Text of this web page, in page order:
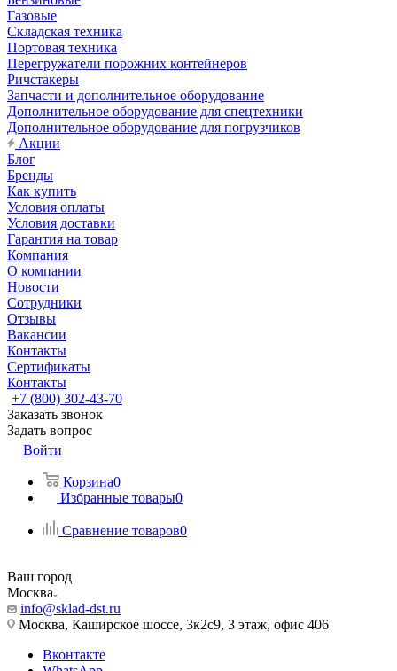
Газовые
Складская техника
Портовая техника
Перегружатели порожних контейнеров
Ричстакеры
Запчасти и дополнительное оборудование
Дополнительное оборудование для спецтехники
Дополнительное оборудование для погрузчиков
Акции
Блог
Бренды
Как купить
Условия оплаты
Условия доставки
Гарантия на товар
Компания
О компании
Новости
Сотрудники
Отзывы
Вакансии
Контакты
Сертификаты
Контакты
+7 (800) 302-43-70
Заказать звонок
Задать вопрос
Войти
Корзина0
Избранные товары0
Сравнение товаров0
Ваш город
Москва
info@sklad-dst.ru
Москва, Каширское шоссе, 3к2с9, 3 этаж, офис 406
Вконтакте